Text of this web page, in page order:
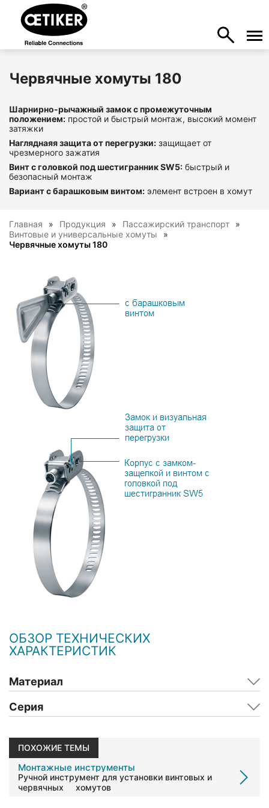
Червячные хомуты 180
Шарнирно-рычажный замок с промежуточным
положением: простой и быстрый монтаж, высокий момент
затяжки
Нагляднаяя защита от перегрузки: защищает от
чрезмерного зажатия
Винт с головкой под шестигранник SW5: быстрый и
безопасный монтаж
Вариант с барашковым винтом: элемент встроен в хомут
Главная Продукция
Пассажирский транспорт
Винтовые и универсальные хомуты
Червячные хомуты 180
ОБЗОР ТЕХНИЧЕСКИХ
ХАРАКТЕРИСТИК
Материал
Серия
ПОХОЖИЕ ТЕМЫ
Монтажные инструменты
Ручной инструмент для установки винтовых и
червячных хомутов